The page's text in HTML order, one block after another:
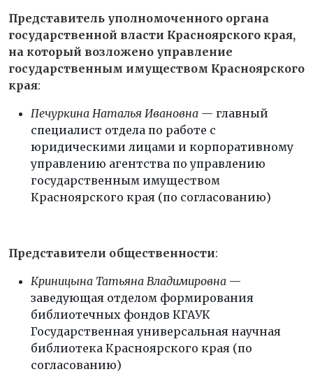
Представитель уполномоченного органа
государственной власти Красноярского края,
на который возложено управление
государственным имуществом Красноярского
края:
Печуркина Наталья Ивановна — главный
специалист отдела по работе с
юридическими лицами и корпоративному
управлению агентства по управлению
государственным имуществом
Красноярского края (по согласованию)
Представители общественности:
Криницына Татьяна Владимировна —
заведующая отделом формирования
библиотечных фондов КГАУК
Государственная универсальная научная
библиотека Красноярского края (по
согласованию)